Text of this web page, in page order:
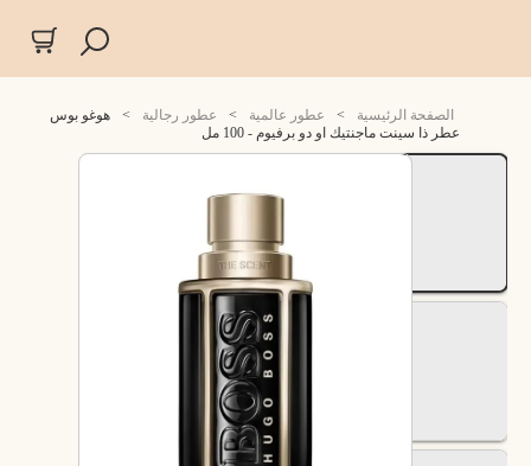
الصفحة الرئيسية > عطور عالمية > عطور رجالية >
هوغو بوس
عطر ذا سينت ماجنتيك او دو برفيوم - 100 مل